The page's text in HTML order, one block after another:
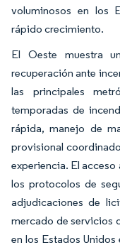
voluminosos en los
rápido crecimiento.
El Oeste muestra
recuperación ante
las principales
temporadas de
rápida, manejo de
provisional
experiencia. El
los protocolos de
adjudicaciones de
mercado de servicios
en los Estados